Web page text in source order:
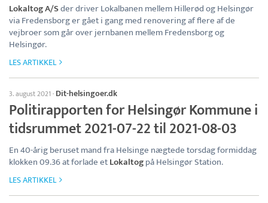
Lokaltog A/Sder driver Lokalbanen mellem Hillerød og Helsingør
via Fredensborg er gået i gang med renovering af flere af de
vejbroer som går over jernbanen mellem Fredensborg og
Helsingør.
LES ARTIKKEL
3. august 2021· Dit-helsingoer.dk
Politirapporten for Helsingør Kommune i
tidsrummet 2021-07-22 til 2021-08-03
En 40-årig beruset mand fra Helsinge nægtede torsdag formiddag
klokken 09.36 at forlade etLokaltogpå Helsingør Station.
LES ARTIKKEL